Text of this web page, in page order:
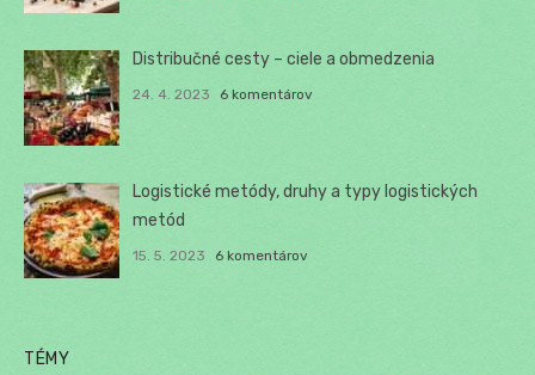
Distribučné cesty – ciele a obmedzenia
24. 4. 2023 6 komentárov
Logistické metódy, druhy a typy logistických
metód
15. 5. 2023 6 komentárov
TÉMY